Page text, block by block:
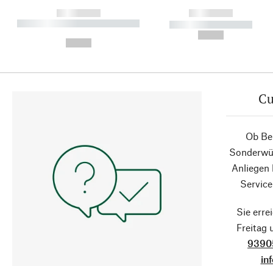
------------
----------- ----------- ----------
------------
----------- -----------
Ob
Anliegen
Sie
Freitag